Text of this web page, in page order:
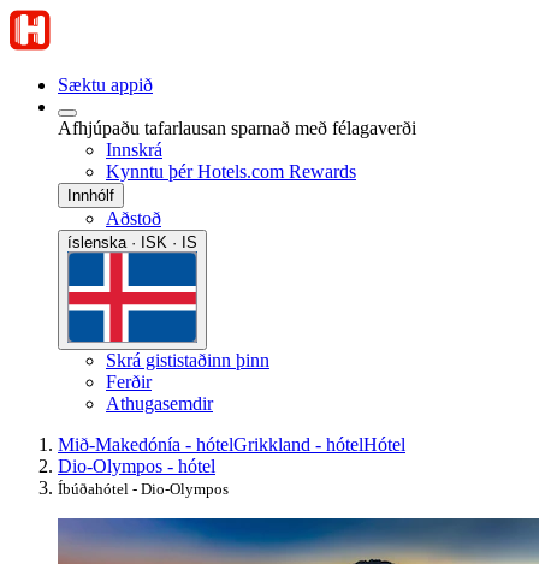
Sæktu appið
Afhjúpaðu tafarlausan sparnað með félagaverði
Innskrá
Kynntu þér Hotels.com Rewards
Innhólf
Aðstoð
íslenska · ISK · IS
Skrá gististaðinn þinn
Ferðir
Athugasemdir
Mið-Makedónía - hótelGrikkland - hótelHótel
Dio-Olympos - hótel
Íbúðahótel - Dio-Olympos